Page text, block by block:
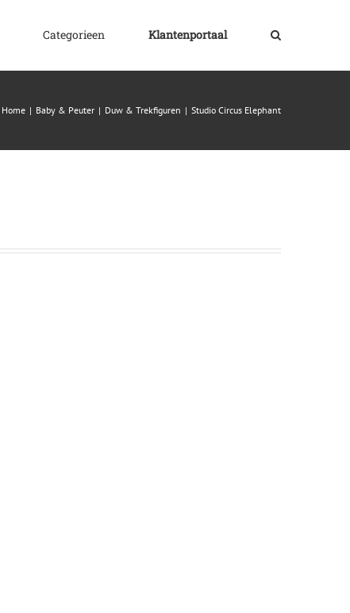
Categorieen Klantenportaal
Home | Baby & Peuter | Duw & Trekfiguren | Studio Circus Elephant